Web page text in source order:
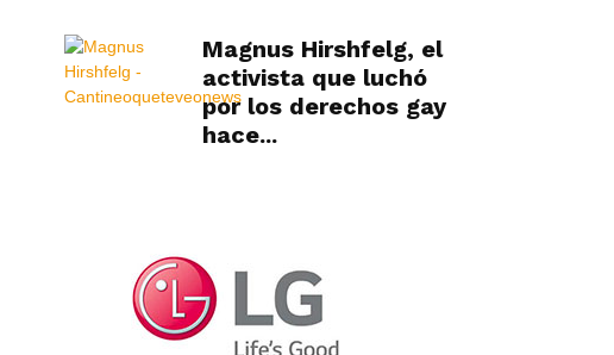
Magnus Hirshfelg, el
activista que luchó
por los derechos gay
hace...